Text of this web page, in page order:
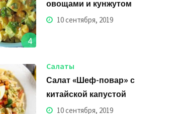
4
овощами и кунжутом
10 сентября, 2019
Салаты
Салат «Шеф-повар» с
китайской капустой
10 сентября, 2019